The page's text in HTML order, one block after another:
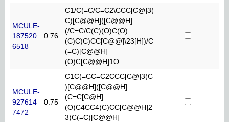
MCULE-
187520
6518
0.76
C1/C(=C/C=C2\CCC[C@]3(
C)[C@@H]([C@@H]
(/C=C/C(C)(O)C(O)
(C)C)C)CC[C@@]\23[H])/C
(=C)[C@@H]
(O)C[C@@H]1O
MCULE-
927614
7472
0.75
C1C(=CC=C2CCC[C@]3(C
)[C@@H]([C@@H]
(C=C[C@H]
(O)C4CC4)C)CC[C@@H]2
3)C(=C)[C@@H]